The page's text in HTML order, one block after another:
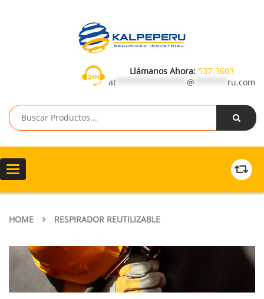
Llámanos Ahora: 537-3603
at
@ ru.com
Toggle
navigation
HOME RESPIRADOR REUTILIZABLE